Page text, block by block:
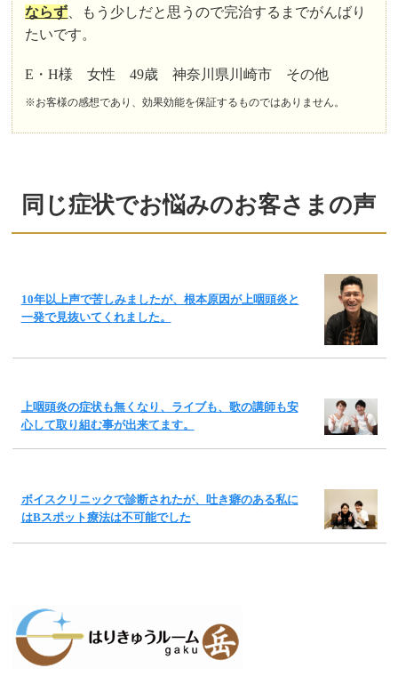
ならず 、もう少しだと思うので完治するまでがんばり
たいです。
E・H様 女性 49歳 神奈川県川崎市 その他
※お客様の感想であり、効果効能を保証するものではありません。
同じ症状でお悩みのお客さまの声
10年以上声で苦しみましたが、根本原因が上咽頭炎と
一発で見抜いてくれました。
上咽頭炎の症状も無くなり、ライブも、歌の講師も安
心して取り組む事が出来てます。
ボイスクリニックで診断されたが、吐き癖のある私に
はBスポット療法は不可能でした